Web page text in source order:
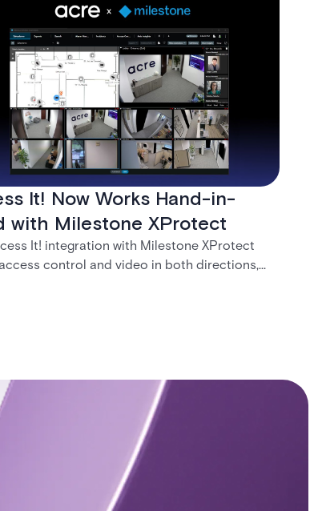
It! Now Works Hand-in-
with Milestone XProtect
It! integration with Milestone XProtect
control and video in both directions,